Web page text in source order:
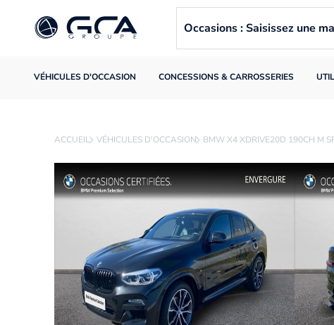
VÉHICULES D'OCCASION CONCESSIONS & CARROSSERIES
Occasions : Saisissez une
ACCUEIL VÉHICULES D'OCCASION BMW X4 XDRIVE20D 190CH M